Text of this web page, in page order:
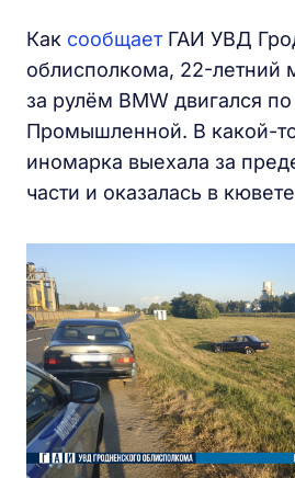
Как сообщаетГАИ УВД
облисполкома, 22-летний
за рулём BMW двигался
Промышленной. В какой-
иномарка выехала за
части и оказалась в